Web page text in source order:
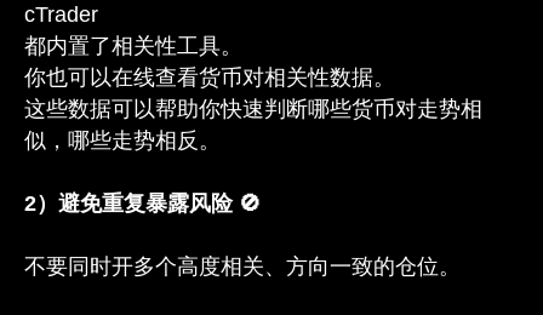
cTrader
都内置了相关性工具。
你也可以在线查看货币对相关性数据。
这些数据可以帮助你快速判断哪些货币对走势相
似，哪些走势相反。
2）避免重复暴露风险 🚫
不要同时开多个高度相关、方向一致的仓位。